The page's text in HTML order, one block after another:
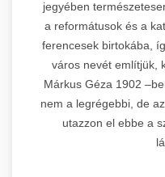
jegyében
a reformátusok és a
ferencesek birtokába,
város nevét említjük,
Márkus Géza 1902
nem a legrégebbi, de
utazzon el ebbe a